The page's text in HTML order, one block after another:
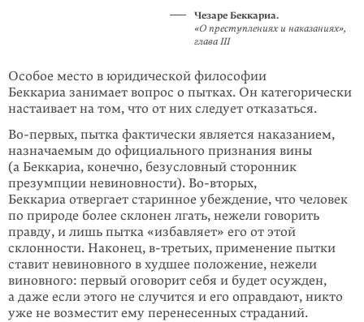
Чезаре Беккариа.
«О преступлениях и наказаниях»,
глава III
Особое место в юридической философии
Беккариа занимает вопрос о пытках. Он категорически
настаивает на том, что от них следует отказаться.
Во-первых, пытка фактически является наказанием,
назначаемым до официального признания вины
(а Беккариа, конечно, безусловный сторонник
презумпции невиновности). Во-вторых,
Беккариа отвергает старинное убеждение, что человек
по природе более склонен лгать, нежели говорить
правду, и лишь пытка «избавляет» его от этой
склонности. Наконец, в-третьих, применение пытки
ставит невиновного в худшее положение, нежели
виновного: первый оговорит себя и будет осужден,
а даже если этого не случится и его оправдают, никто
уже не возместит ему перенесенных страданий.